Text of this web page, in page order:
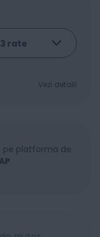
Vezi detalii
pe platforma de